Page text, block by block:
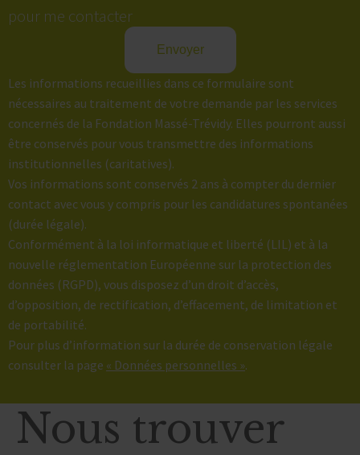
pour me contacter
Les informations recueillies dans ce formulaire sont
nécessaires au traitement de votre demande par les services
concernés de la Fondation Massé-Trévidy. Elles pourront aussi
être conservés pour vous transmettre des informations
institutionnelles (caritatives).
Vos informations sont conservés 2 ans à compter du dernier
contact avec vous y compris pour les candidatures spontanées
(durée légale).
Conformément à la loi informatique et liberté (LIL) et à la
nouvelle réglementation Européenne sur la protection des
données (RGPD), vous disposez d’un droit d’accès,
d’opposition, de rectification, d’effacement, de limitation et
de portabilité.
Pour plus d’information sur la durée de conservation légale
consulter la page « Données personnelles ».
Nous trouver